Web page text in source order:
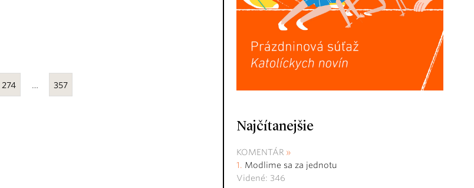
274 … 357
Najčítanejšie
KOMENTÁR
Modlime sa za jednotu
Videné: 346